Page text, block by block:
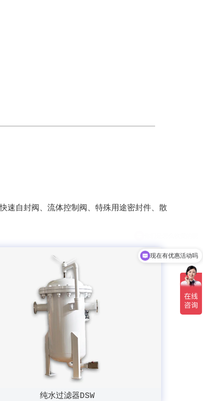
速自封阀、流体控制阀、特殊用途密封件、散
纯水过滤器DSW
现在有优惠活动吗